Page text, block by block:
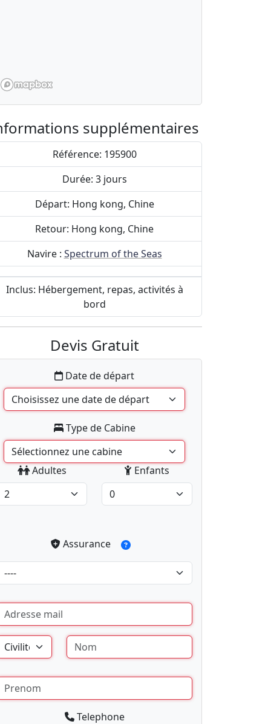
supplémentaires
Référence: 195900
Durée: 3 jours
Départ: Hong kong, Chine
Retour: Hong kong, Chine
Navire : Spectrum of the Seas
Inclus: Hébergement, repas, activités à
bord
Devis Gratuit
Date de départ
Type de Cabine
Adultes Enfants
Assurance
Telephone